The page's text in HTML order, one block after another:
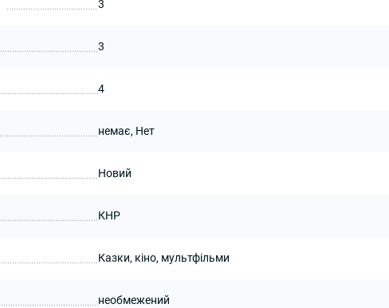
3
3
4
немає, Нет
Новий
КНР
Казки, кіно, мультфільми
необмежений